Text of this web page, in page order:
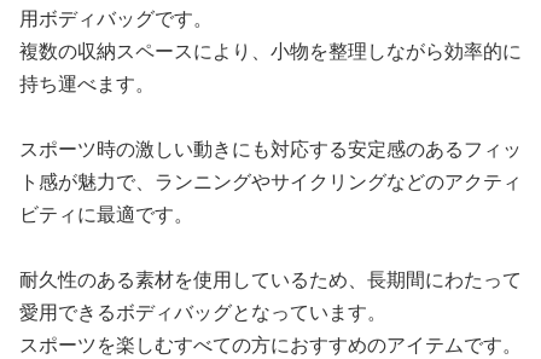
用ボディバッグです。
複数の収納スペースにより、小物を整理しながら効率的に
持ち運べます。
スポーツ時の激しい動きにも対応する安定感のあるフィッ
ト感が魅力で、ランニングやサイクリングなどのアクティ
ビティに最適です。
耐久性のある素材を使用しているため、長期間にわたって
愛用できるボディバッグとなっています。
スポーツを楽しむすべての方におすすめのアイテムです。